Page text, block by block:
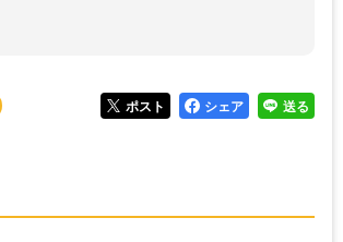
ポスト シェア 送る